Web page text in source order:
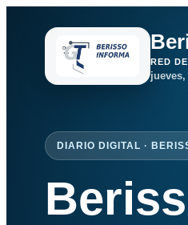
RED
jueves,
DIARIO DIGITAL ·